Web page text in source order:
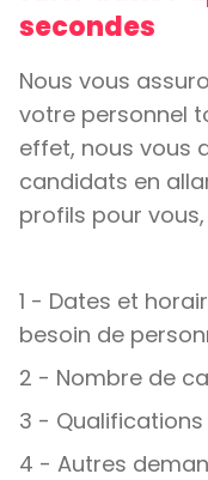
secondes
Nous vous
votre personnel
effet, nous vous
candidats en
profils pour
1 - Dates et
besoin de
2 - Nombre de
3 -
4 - Autres